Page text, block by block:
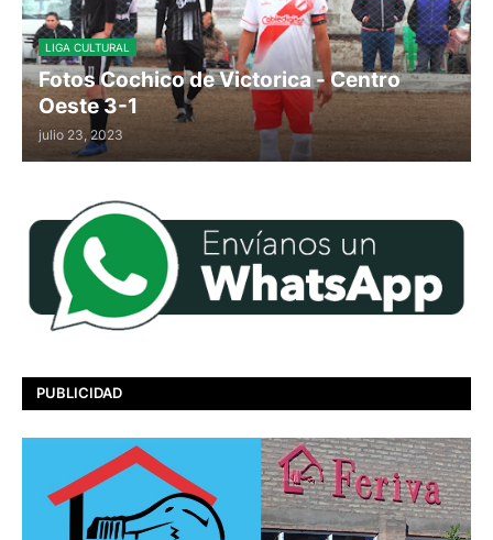
LIGA CULTURAL
Fotos Cochico de Victorica - Centro
Oeste 3-1
julio 23, 2023
PUBLICIDAD